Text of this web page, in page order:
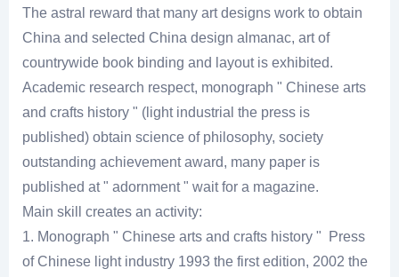
The astral reward that many art designs work to obtain
China and selected China design almanac, art of
countrywide book binding and layout is exhibited.
Academic research respect, monograph " Chinese arts
and crafts history " (light industrial the press is
published) obtain science of philosophy, society
outstanding achievement award, many paper is
published at " adornment " wait for a magazine.
Main skill creates an activity:
1. Monograph " Chinese arts and crafts history " Press
of Chinese light industry 1993 the first edition, 2002 the